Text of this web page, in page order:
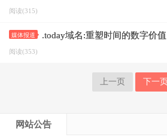
阅读(315)
媒体报道 .today域名:重塑时间的数字价值
阅读(353)
上一页 下一页
网站公告